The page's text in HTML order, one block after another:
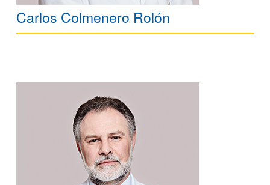
Carlos Colmenero Rolón